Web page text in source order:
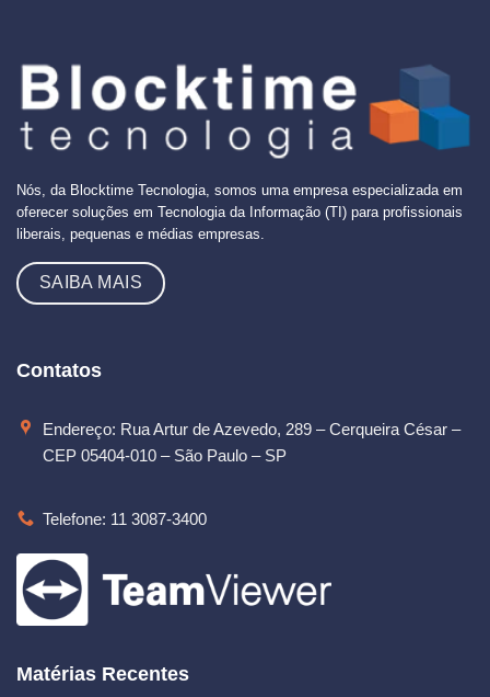
Nós, da Blocktime Tecnologia, somos uma empresa especializada em
oferecer soluções em Tecnologia da Informação (TI) para profissionais
liberais, pequenas e médias empresas.
SAIBA MAIS
Contatos
Endereço: Rua Artur de Azevedo, 289 – Cerqueira César –
CEP 05404-010 – São Paulo – SP
Telefone: 11 3087-3400
Matérias Recentes